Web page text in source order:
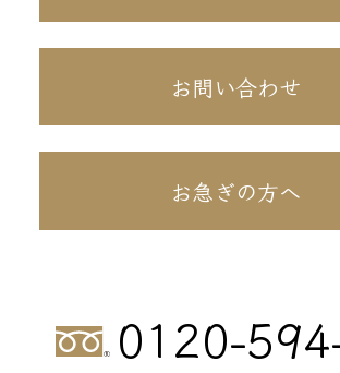
お問い合わせ
お急ぎの方へ
0120-